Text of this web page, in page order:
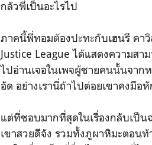
กลัวพี่เป็นอะไรไป
ภาคนี้พี่ทอมต้องปะทะกับเฮนรี คา
Justice League ได้แสดงความส
ไปอ่านเจอในเพจผู้ชายคนนั้นจาก
อัด อย่างเรานี่ถ้าไปต่อยเขาคงมือหั
แต่ที่ชอบมากที่สุดในเรื่องกลับเป็น
เขาสวยดีจัง รวมทั้งภูผาหิมะตอน